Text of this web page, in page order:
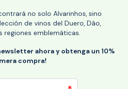
no solo Alvarinhos, sino
de vinos del Duero, Dão,
regiones emblemáticas.
ahora y obtenga un 10%
compra!